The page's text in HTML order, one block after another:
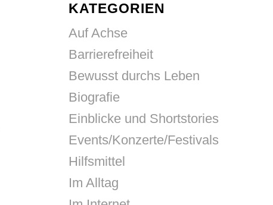
KATEGORIEN
Auf Achse
Barrierefreiheit
Bewusst durchs Leben
Biografie
Einblicke und Shortstories
Events/Konzerte/Festivals
Hilfsmittel
Im Alltag